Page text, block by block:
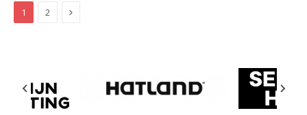
1 2 Next